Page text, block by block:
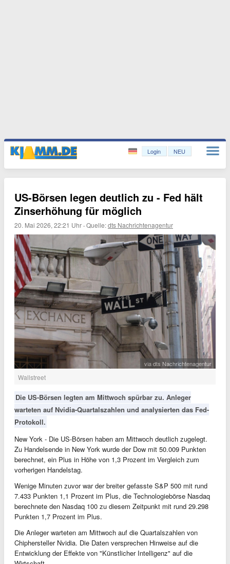
Login NEU
US-Börsen legen deutlich zu - Fed hält
Zinserhöhung für möglich
20. Mai 2026, 22:21 Uhr ·Quelle:dts Nachrichtenagentur
via dts Nachrichtenagentur
Wallstreet
Die US-Börsen legten am Mittwoch spürbar zu. Anleger
warteten auf Nvidia-Quartalszahlen und analysierten das Fed-
Protokoll.
New York - Die US-Börsen haben am Mittwoch deutlich zugelegt.
Zu Handelsende in New York wurde der Dow mit 50.009 Punkten
berechnet, ein Plus in Höhe von 1,3 Prozent im Vergleich zum
vorherigen Handelstag.
Wenige Minuten zuvor war der breiter gefasste S&P 500 mit rund
7.433 Punkten 1,1 Prozent im Plus, die Technologiebörse Nasdaq
berechnete den Nasdaq 100 zu diesem Zeitpunkt mit rund 29.298
Punkten 1,7 Prozent im Plus.
Die Anleger warteten am Mittwoch auf die Quartalszahlen von
Chiphersteller Nvidia. Die Daten versprechen Hinweise auf die
Entwicklung der Effekte von "Künstlicher Intelligenz" auf die